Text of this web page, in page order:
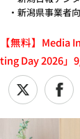
・新潟県事業者
【無料】Media
ting Day 2026」